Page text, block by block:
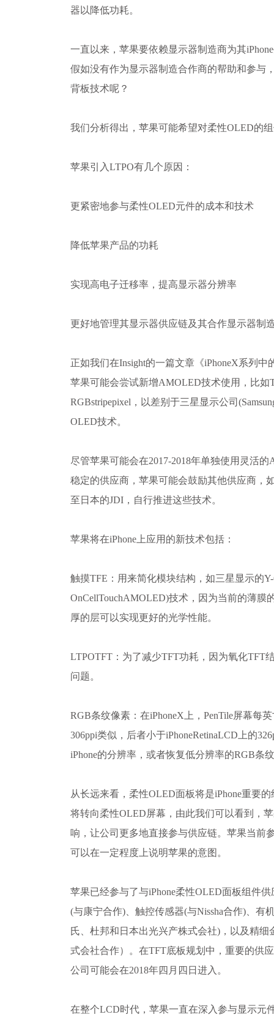
器以降低功耗。
一直以来，苹果要依赖显示器制造商为其
假如没有作为显示器制造合作商的帮助和参与
背板技术呢？
我们分析得出，苹果可能希望对柔性OLED的
苹果引入LTPO有几个原因：
更紧密地参与柔性OLED元件的成本和技术
降低苹果产品的功耗
实现高电子迁移率，提高显示器分辨率
更好地管理其显示器供应链及其合作显示器制
正如我们在Insight的一篇文章《iPhoneX系列
苹果可能会尝试新增AMOLED技术使用，比如
RGBstripepixel，以差别于三星显示公司
OLED技术。
尽管苹果可能会在2017-2018年单独使用灵活
稳定的供应商，苹果可能会鼓励其他供应商，
至日本的JDI，自行推进这些技术。
苹果将在iPhone上应用的新技术包括：
触摸TFE：用来简化模块结构，如三星显示的
OnCellTouchAMOLED)技术，因为当前的薄膜
厚的层可以实现更好的光学性能。
LTPOTFT：为了减少TFT功耗，因为氧化TFT
问题。
RGB条纹像素：在iPhoneX上，PenTile屏幕每
306ppi类似，后者小于iPhoneRetinaLCD上的
iPhone的分辨率，或者恢复低分辨率的RGB条
从长远来看，柔性OLED面板将是iPhone重要
将转向柔性OLED屏幕，由此我们可以看到，
响，让公司更多地直接参与供应链。苹果当前
可以在一定程度上说明苹果的意图。
苹果已经参与了与iPhone柔性OLED面板组件
(与康宁合作)、触控传感器(与Nissha合作)、有
氏、杜邦和日本出光兴产株式会社)，以及精细
式会社合作）。在TFT底板规划中，重要的供
公司可能会在2018年四月四日进入。
在整个LCD时代，苹果一直在深入参与显示元